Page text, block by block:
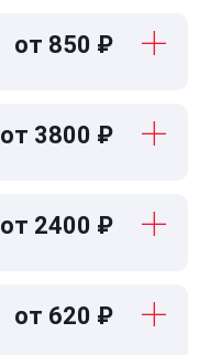
от 850 ₽
от 3800 ₽
от 2400 ₽
от 620 ₽